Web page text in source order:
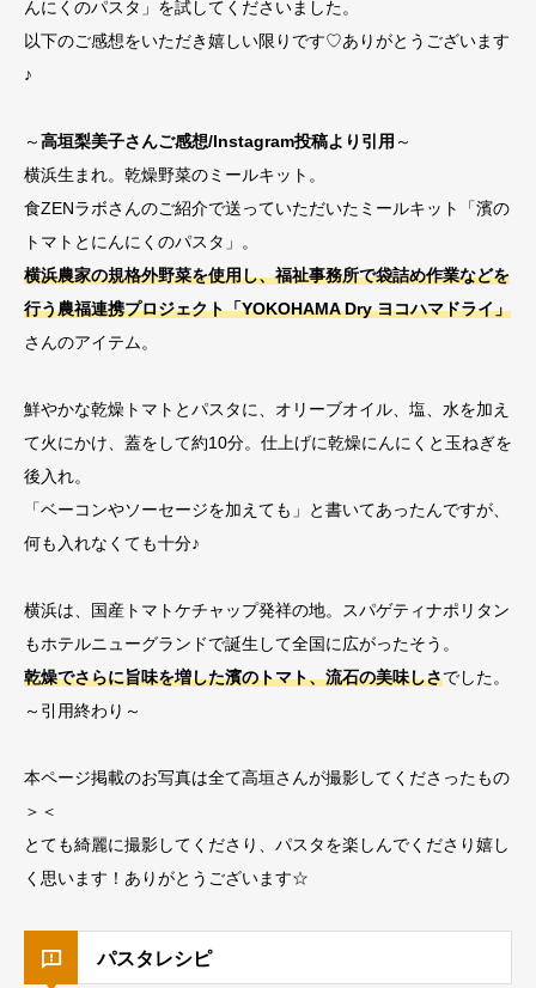
んにくのパスタ」を試してくださいました。
以下のご感想をいただき嬉しい限りです♡ありがとうございます
♪
～高垣梨美子さんご感想/Instagram投稿より引用 ～
横浜生まれ。乾燥野菜のミールキット。⁡
食ZENラボさんのご紹介で送っていただいたミールキット「濱の
トマトとにんにくのパスタ」。⁡⁡
横浜農家の規格外野菜を使用し、福祉事務所で袋詰め作業などを
行う農福連携プロジェクト「YOKOHAMA Dry ヨコハマドライ」
さんのアイテム。⁡
鮮やかな乾燥トマトとパスタに、オリーブオイル、塩、水を加え
て火にかけ、蓋をして約10分。仕上げに乾燥にんにくと玉ねぎを
後入れ。⁡
「ベーコンやソーセージを加えても」と書いてあったんですが、
何も入れなくても十分♪
横浜は、国産トマトケチャップ発祥の地。スパゲティナポリタン
もホテルニューグランドで誕生して全国に広がったそう。⁡
乾燥でさらに旨味を増した濱のトマト、流石の美味しさでした。⁡
～引用終わり～
本ページ掲載のお写真は全て高垣さんが撮影してくださったもの
＞＜
とても綺麗に撮影してくださり、パスタを楽しんでくださり嬉し
く思います！ありがとうございます☆
パスタレシピ